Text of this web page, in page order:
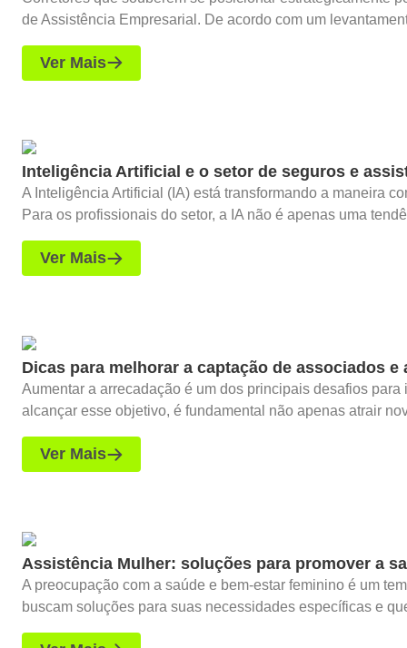
de Assistência Empresarial. De acordo com um
Ver Mais
Inteligência Artificial e o setor de seguros e
A Inteligência Artificial (IA) está transformando a maneira
Para os profissionais do setor, a IA não é apenas uma
Ver Mais
Dicas para melhorar a captação de associados e
Aumentar a arrecadação é um dos principais desafios
alcançar esse objetivo, é fundamental não apenas atrair
Ver Mais
Assistência Mulher: soluções para promover a
A preocupação com a saúde e bem-estar feminino é um
buscam soluções para suas necessidades específicas e